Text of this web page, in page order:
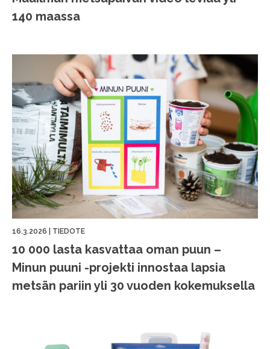
140 maassa
16.3.2026 TIEDOTE
10 000 lasta kasvattaa oman puun –
Minun puuni -projekti innostaa lapsia
metsän pariin yli 30 vuoden kokemuksella